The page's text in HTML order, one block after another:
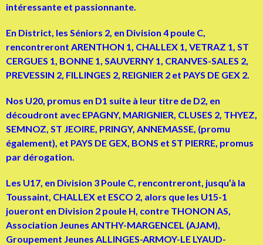
intéressante et passionnante.
En District, les Séniors 2, en Division 4 poule C,
rencontreront ARENTHON 1, CHALLEX 1, VETRAZ 1, ST
CERGUES 1, BONNE 1, SAUVERNY 1, CRANVES-SALES 2,
PREVESSIN 2, FILLINGES 2, REIGNIER 2 et PAYS DE GEX 2.
Nos U20, promus en D1 suite à leur titre de D2, en
découdront avec EPAGNY, MARIGNIER, CLUSES 2, THYEZ,
SEMNOZ, ST JEOIRE, PRINGY, ANNEMASSE, (promu
également), et PAYS DE GEX, BONS et ST PIERRE, promus
par dérogation.
Les U17, en Division 3 Poule C, rencontreront, jusqu’à la
Toussaint, CHALLEX et ESCO 2, alors que les U15-1
joueront en Division 2 poule H, contre THONON AS,
Association Jeunes ANTHY-MARGENCEL (AJAM),
Groupement Jeunes ALLINGES-ARMOY-LE LYAUD-